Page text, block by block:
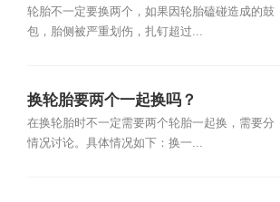
轮胎不一定要换两个，如果因轮胎磕碰造成的鼓
包，胎侧被严重划伤，扎钉超过...
换轮胎要两个一起换吗？
在换轮胎时不一定需要两个轮胎一起换，需要分
情况讨论。具体情况如下：换一...